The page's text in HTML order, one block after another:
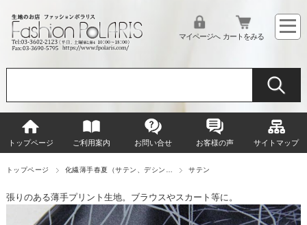
マイページへ カートをみる
トップページ ご利用案内 お問い合せ お客様の声 サイトマップ
トップページ 化繊薄手春夏（サテン、デシン… サテン
張りのある薄手プリント生地。ブラウスやスカート等に。